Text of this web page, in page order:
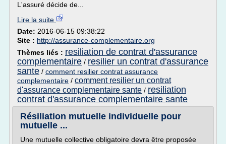
L'assuré décide de...
Lire la suite
Date: 2016-06-15 09:38:22
Site : http://assurance-complementaire.org
Thèmes liés : resiliation de contrat d'assurance
complementaire / resilier un contrat d'assurance
sante / comment resilier contrat assurance
complementaire / comment resilier un contrat
d'assurance complementaire sante / resiliation
contrat d'assurance complementaire sante
Résiliation mutuelle individuelle pour
mutuelle ...
Une mutuelle collective obligatoire devra être proposée